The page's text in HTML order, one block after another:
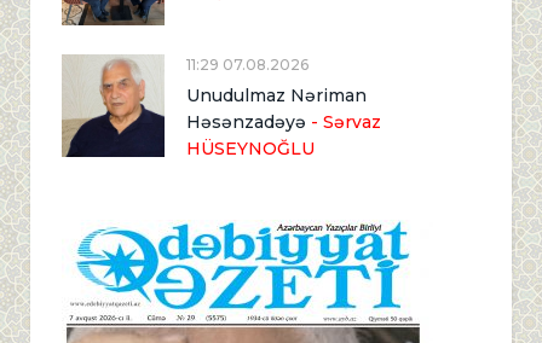
11:29 07.08.2026
Unudulmaz Nəriman
Həsənzadəyə - Sərvaz
HÜSEYNOĞLU